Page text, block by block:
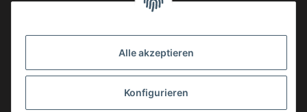
Alle akzeptieren
Konfigurieren
Gesetzliche Informationen